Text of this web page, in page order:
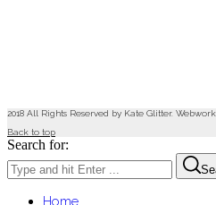
2018 All Rights Reserved by Kate Glitter.
Back to top
Search for: